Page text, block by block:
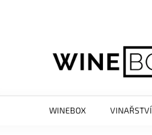
WINEBOX VINAŘSTVÍ